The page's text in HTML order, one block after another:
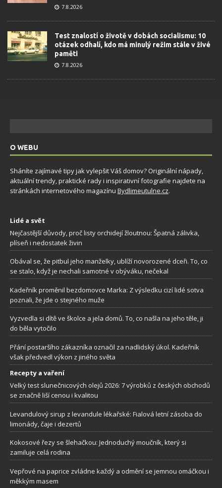
7.8.2026
Test znalostí o životě v dobách socialismu: 10
otázek odhalí, kdo má minulý režim stále v živé
paměti
7.8.2026
O WEBU
Sháníte zajímavé tipy jak vylepšit Váš domov? Originální nápady,
aktuální trendy, praktické rady i inspirativní fotografie najdete na
stránkách internetového magazínu Bydlimeutulne.cz.
Lidé a svět
Nejčastější důvody, proč listy orchidejí žloutnou: Špatná zálivka,
plíseň i nedostatek živin
Obával se, že pitbul jeho manželky, ublíží novorozené dceři. To, co
se stalo, když je nechali samotné v obýváku, nečekal
Kadeřník proměnil bezdomovce Marka: Z výsledku cizí lidé sotva
poznali, že jde o stejného muže
Vyzvedla si dítě ve školce a jela domů. To, co našla na jeho těle, ji
do běla vytočilo
Přání postaršího zákazníka označil za nadlidský úkol. Kadeřník
však předvedl výkon z jiného světa
Recepty a vaření
Velký test slunečnicových olejů 2026: 7 výrobků z českých obchodů
se značně liší cenou i kvalitou
Levandulový sirup z levandule lékařské: Fialová letní zásoba do
limonády, čaje i dezertů
Kokosové řezy se šlehačkou: Jednoduchý moučník, který si
zamiluje celá rodina
Vepřové na paprice zvládne každý a odmění se jemnou omáčkou i
měkkým masem